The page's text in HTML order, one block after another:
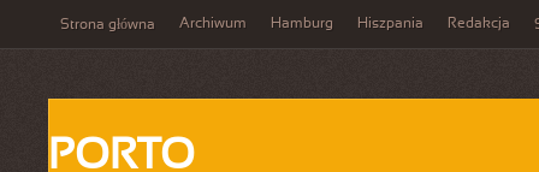
Strona główna Archiwum Hamburg Hiszpania Redakcja
PORTO